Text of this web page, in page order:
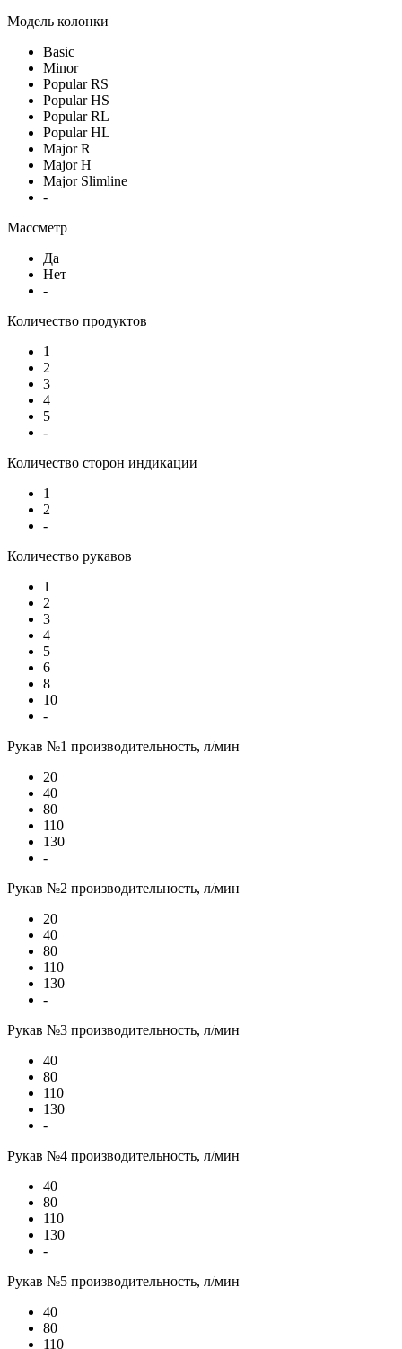
Модель колонки
Basic
Minor
Popular RS
Popular HS
Popular RL
Popular HL
Major R
Major H
Major Slimline
-
Массметр
Да
Нет
-
Количество продуктов
1
2
3
4
5
-
Количество сторон индикации
1
2
-
Количество рукавов
1
2
3
4
5
6
8
10
-
Рукав №1 производительность, л/мин
20
40
80
110
130
-
Рукав №2 производительность, л/мин
20
40
80
110
130
-
Рукав №3 производительность, л/мин
40
80
110
130
-
Рукав №4 производительность, л/мин
40
80
110
130
-
Рукав №5 производительность, л/мин
40
80
110